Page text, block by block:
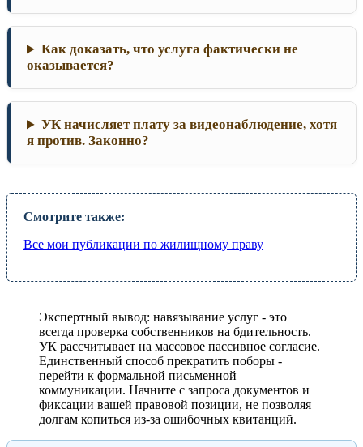
Как доказать, что услуга фактически не
оказывается?
УК начисляет плату за видеонаблюдение, хотя
я против. Законно?
Смотрите также:
Все мои публикации по жилищному праву
Экспертный вывод: навязывание услуг - это
всегда проверка собственников на бдительность.
УК рассчитывает на массовое пассивное согласие.
Единственный способ прекратить поборы -
перейти к формальной письменной
коммуникации. Начните с запроса документов и
фиксации вашей правовой позиции, не позволяя
долгам копиться из-за ошибочных квитанций.